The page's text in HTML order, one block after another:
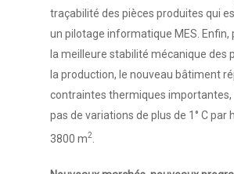
traçabilité des pièces produites qui
un pilotage informatique MES. Enfin,
la meilleure stabilité mécanique des
la production, le nouveau bâtiment
contraintes thermiques importantes,
pas de variations de plus de 1° C par
3800 m2
Vos